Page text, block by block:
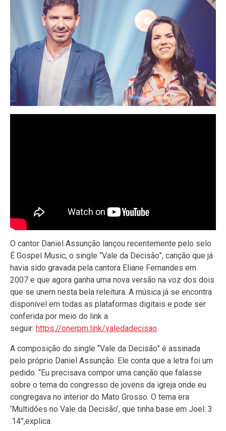
O cantor Daniel Assunção lançou recentemente pelo selo
É Gospel Music, o single “Vale da Decisão”, canção que já
havia sido gravada pela cantora Eliane Fernandes em
2007 e que agora ganha uma nova versão na voz dos dois
que se unem nesta bela releitura. A música já se encontra
disponível em todas as plataformas digitais e pode ser
conferida por meio do link a
seguir: https://onerpm.link/valedadecisao
A composição do single “Vale da Decisão” é assinada
pelo próprio Daniel Assunção. Ele conta que a letra foi um
pedido. “Eu precisava compor uma canção que falasse
sobre o tema do congresso de jovens da igreja onde eu
congregava no interior do Mato Grosso. O tema era
‘Multidões no Vale da Decisão’, que tinha base em Joel: 3
.14”,explica.